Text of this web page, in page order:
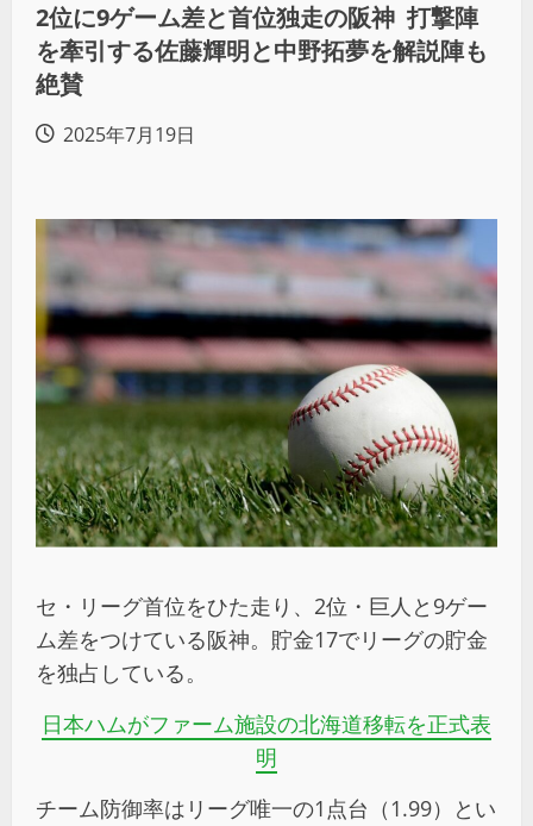
2位に9ゲーム差と首位独走の阪神 打撃陣
を牽引する佐藤輝明と中野拓夢を解説陣も
絶賛
2025年7月19日
セ・リーグ首位をひた走り、2位・巨人と9ゲー
ム差をつけている阪神。貯金17でリーグの貯金
を独占している。
日本ハムがファーム施設の北海道移転を正式表
明
チーム防御率はリーグ唯一の1点台（1.99）とい